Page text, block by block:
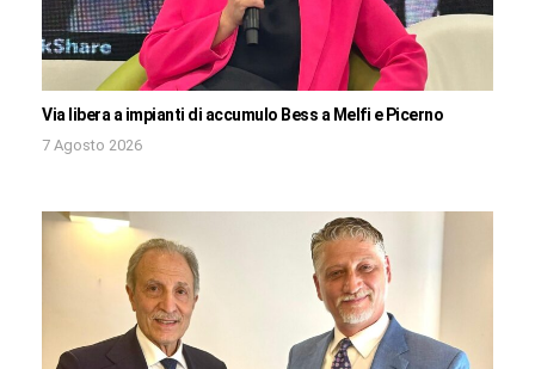
Via libera a impianti di accumulo Bess a Melfi e Picerno
7 Agosto 2026